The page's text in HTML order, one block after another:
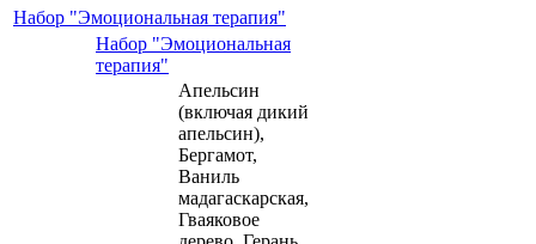
Набор "Эмоциональная терапия"
Набор "Эмоциональная
терапия"
Апельсин
(включая дикий
апельсин),
Бергамот,
Ваниль
мадагаскарская,
Гваяковое